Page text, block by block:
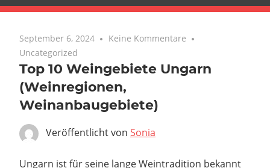
September 6, 2024
Keine Kommentare
Uncategorized
Top 10 Weingebiete Ungarn
(Weinregionen,
Weinanbaugebiete)
Veröffentlicht von Sonia
Ungarn ist für seine lange Weintradition bekannt